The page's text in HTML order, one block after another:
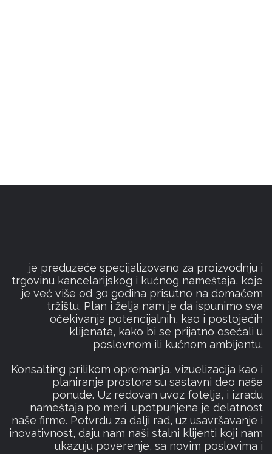
je preduzeće specijalizovano za proizvodnju i
trgovinu kancelarijskog i kućnog nameštaja, koje
je već više od 30 godina prisutno na domaćem
tržištu. Plan i želja nam je da ispunimo sva
očekivanja potencijalnih, kao i postojećih
klijenata, kako bi se prijatno osećali u
poslovnom ili kućnom ambijentu.
Konsalting prilikom opremanja, vizuelizacija kao i
planiranje prostora su sastavni deo naše
ponude. Uz redovan uvoz fotelja, i izradu
nameštaja po meri, upotpunjena je delatnost
naše firme. Potvrdu za dalji rad, uz usavršavanje i
inovativnost, daju nam naši stalni klijenti koji nam
ukazuju poverenje, sa novim poslovima i